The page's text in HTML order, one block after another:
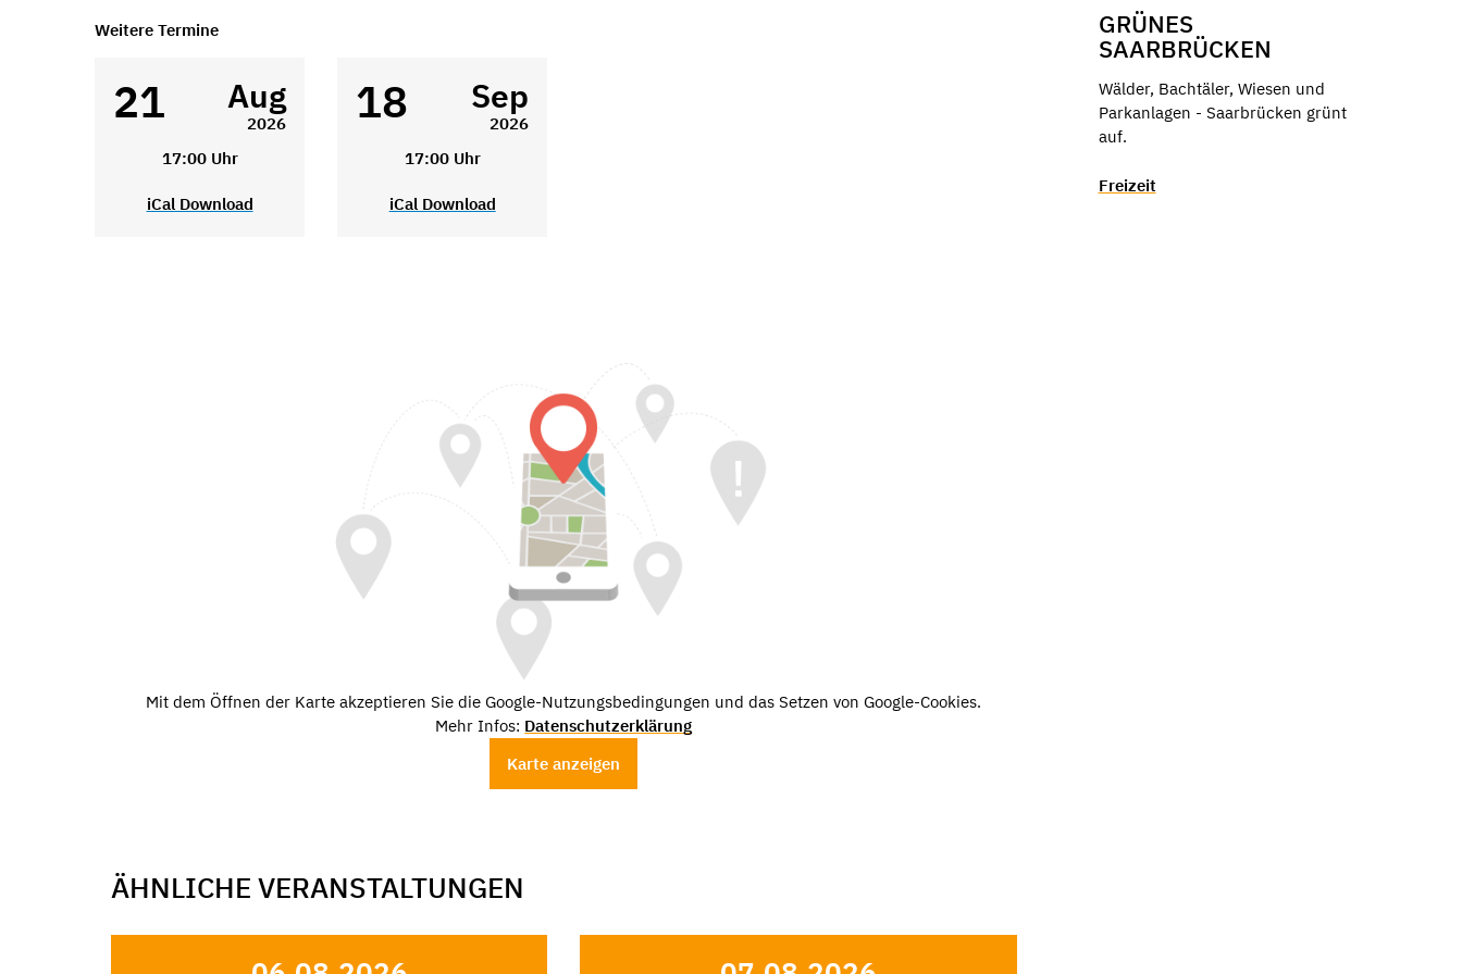
Weitere Termine
21 Aug
2026
17:00 Uhr
iCal Download
18 Sep
2026
17:00 Uhr
iCal Download
Mit dem Öffnen der Karte akzeptieren Sie die Google-Nutzungsbedingungen und das Setzen von Google-Cookies.
Mehr Infos: Datenschutzerklärung
Karte anzeigen
ÄHNLICHE VERANSTALTUNGEN
GRÜNES
SAARBRÜCKEN
Wälder, Bachtäler, Wiesen und
Parkanlagen - Saarbrücken grünt
auf.
Freizeit